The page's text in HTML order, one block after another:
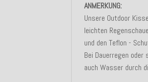
ANMERKUNG:
Unsere Outdoor
leichten
und den Teflon -
Bei Dauerregen
auch Wasser durch